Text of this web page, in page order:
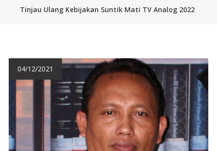
Tinjau Ulang Kebijakan Suntik Mati TV Analog 2022
04/12/2021